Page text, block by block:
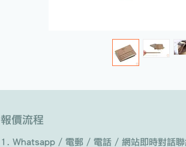
報價流程
Whatsapp / 電郵 / 電話 / 網站即時對話聯